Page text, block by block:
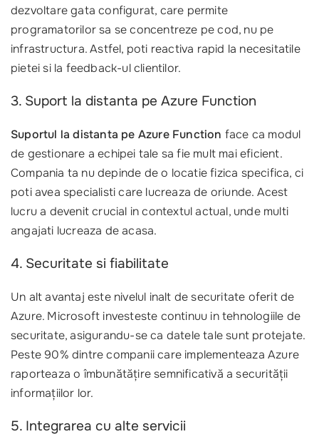
dezvoltare gata configurat, care permite
programatorilor sa se concentreze pe cod, nu pe
infrastructura. Astfel, poti reactiva rapid la necesitatile
pietei si la feedback-ul clientilor.
3. Suport la distanta pe Azure Function
Suportul la distanta pe Azure Function face ca modul
de gestionare a echipei tale sa fie mult mai eficient.
Compania ta nu depinde de o locatie fizica specifica, ci
poti avea specialisti care lucreaza de oriunde. Acest
lucru a devenit crucial in contextul actual, unde multi
angajati lucreaza de acasa.
4. Securitate si fiabilitate
Un alt avantaj este nivelul inalt de securitate oferit de
Azure. Microsoft investeste continuu in tehnologiile de
securitate, asigurandu-se ca datele tale sunt protejate.
Peste 90% dintre companii care implementeaza Azure
raporteaza o îmbunătățire semnificativă a securității
informațiilor lor.
5. Integrarea cu alte servicii